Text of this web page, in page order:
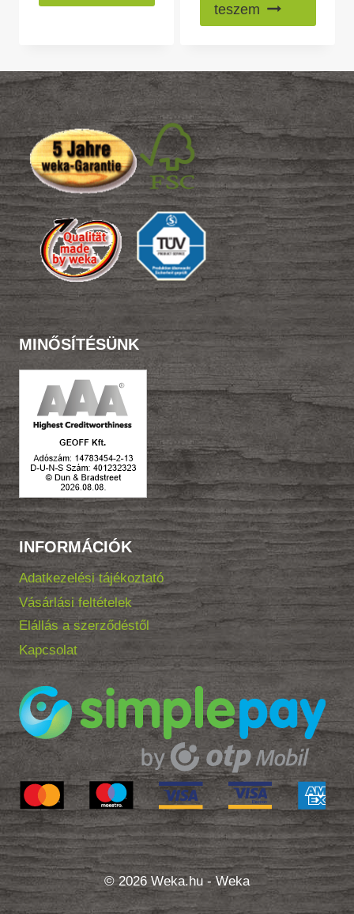
teszem
MINŐSÍTÉSÜNK
INFORMÁCIÓK
Adatkezelési tájékoztató
Vásárlási feltételek
Elállás a szerződéstől
Kapcsolat
© 2026 Weka.hu - Weka